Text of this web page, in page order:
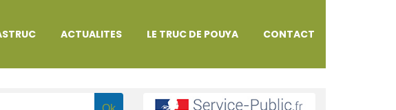
ACTUALITES LE TRUC DE POUYA CONTACT